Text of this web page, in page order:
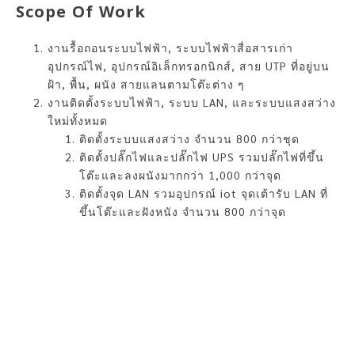
Scope Of Work
งานรื้อถอนระบบไฟฟ้า, ระบบไฟฟ้าสื่อสารเก่า
อุปกรณ์ไฟ, อุปกรณ์อิเล็กทรอกนิกส์, สาย UTP ที่อยู่บน
ฝ้า, พื้น, ผนัง สายแลนตามโต๊ะต่าง ๆ
งานติดตั้งระบบไฟฟ้า, ระบบ LAN, และระบบแสงสว่าง
ใหม่ทั้งหมด
ติดตั้งระบบแสงสว่าง จำนวน 800 กว่าชุด
ติดตั้งปลั๊กไฟและปลั๊กไฟ UPS รวมปลั๊กไฟที่ขึ้น
โต๊ะและลงผนังมากกว่า 1,000 กว่าจุด
ติดตั้งจุด LAN รวมอุปกรณ์ iot จุดเต้ารับ LAN ที่
ขึ้นโต๊ะและฝังหนัง จำนวน 800 กว่าจุด